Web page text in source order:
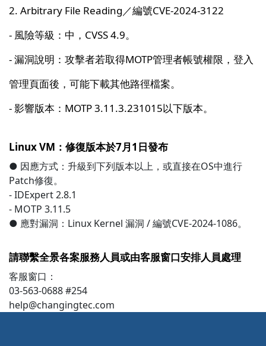
2. Arbitrary File Reading／編號CVE-2024-3122
- 風險等級：中，CVSS 4.9。
- 漏洞說明：攻擊者若取得MOTP管理者帳號權限，登入
管理頁面後，可能下載其他路徑檔案。
- 影響版本：MOTP 3.11.3.231015以下版本。
Linux VM：修復版本於7月1日發布
● 因應方式：升級到下列版本以上，或直接在OS中進行
Patch修復。
- IDExpert 2.8.1
- MOTP 3.11.5
● 應對漏洞：Linux Kernel 漏洞 / 編號CVE-2024-1086。
請聯繫全景各案服務人員或由客服窗口安排人員處理
客服窗口：
03-563-0688 #254
help@changingtec.com